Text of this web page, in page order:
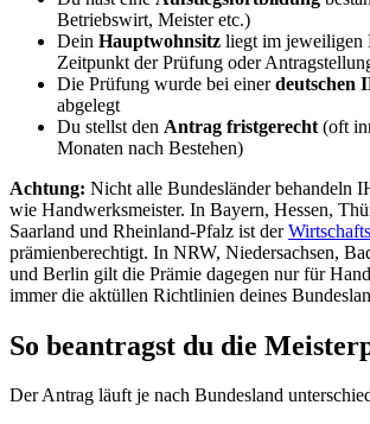
Betriebswirt, Meister etc.)
Dein Hauptwohnsitz liegt im jeweiligen
Zeitpunkt der Prüfung oder
Die Prüfung wurde bei einerdeutschen
abgelegt
Du stellst den Antrag fristgerecht (oft
Monaten nach Bestehen)
Achtung: Nicht alle Bundesländer behandeln
wie Handwerksmeister. In Bayern, Hessen,
Saarland und Rheinland-Pfalz ist der
prämienberechtigt. In NRW, Niedersachsen,
und Berlin gilt die Prämie dagegen nur für
immer die aktüllen Richtlinien deines
So beantragst du die
Der Antrag läuft je nach Bundesland